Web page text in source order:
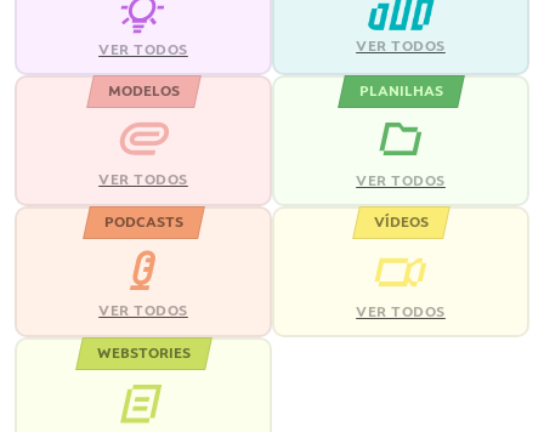
VER TODOS VER TODOS
MODELOS
VER TODOS
PLANILHAS
VER TODOS
PODCASTS
VER TODOS
VÍDEOS
VER TODOS
WEBSTORIES